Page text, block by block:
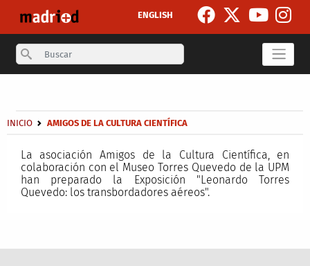
ENGLISH
Search
Sobrescribir enlaces de ayuda a la navegación
INICIO AMIGOS DE LA CULTURA CIENTÍFICA
La asociación Amigos de la Cultura Científica, en
colaboración con el Museo Torres Quevedo de la UPM
han preparado la Exposición "Leonardo Torres
Quevedo: los transbordadores aéreos".